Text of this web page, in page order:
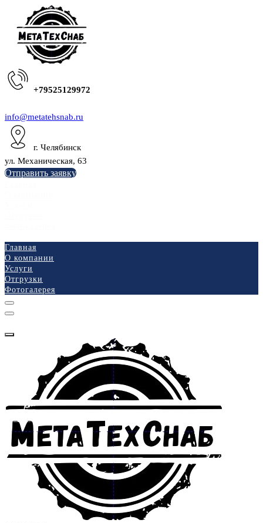
+79525129972
info@metatehsnab.ru
г. Челябинск
ул. Механическая, 63
Отправить заявку
Главная
О компании
Услуги
Отгрузки
Фотогалерея